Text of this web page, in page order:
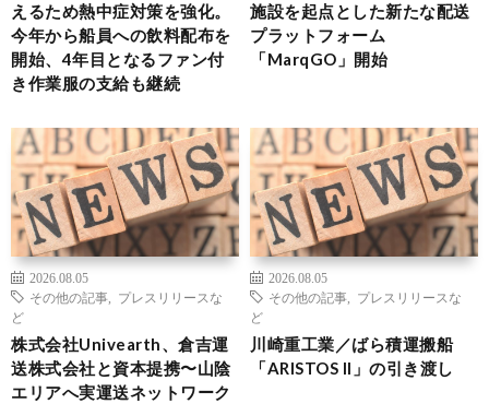
えるため熱中症対策を強化。
今年から船員への飲料配布を
開始、4年目となるファン付
き作業服の支給も継続
施設を起点とした新たな配送
プラットフォーム
「MarqGO」開始
2026.08.05
その他の記事
プレスリリースな
ど
株式会社Univearth、倉吉運
送株式会社と資本提携〜山陰
エリアへ実運送ネットワーク
2026.08.05
その他の記事
プレスリリースな
ど
川崎重工業／ばら積運搬船
「ARISTOS II」の引き渡し